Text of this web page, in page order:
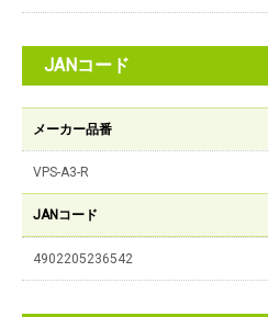
JANコード
メーカー品番
VPS-A3-R
JANコード
4902205236542